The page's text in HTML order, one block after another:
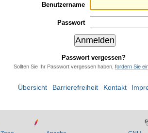
Benutzername
Passwort
Passwort vergessen?
Sollten Sie Ihr Passwort vergessen haben, fordern Sie
Übersicht Barrierefreiheit Kontakt